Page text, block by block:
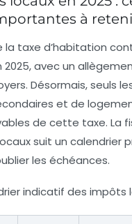
à
la taxe d’habitation
2025, avec un
Désormais, seuls
et de
de cette taxe. La
suit un calendrier
les échéances.
indicatif des impôts